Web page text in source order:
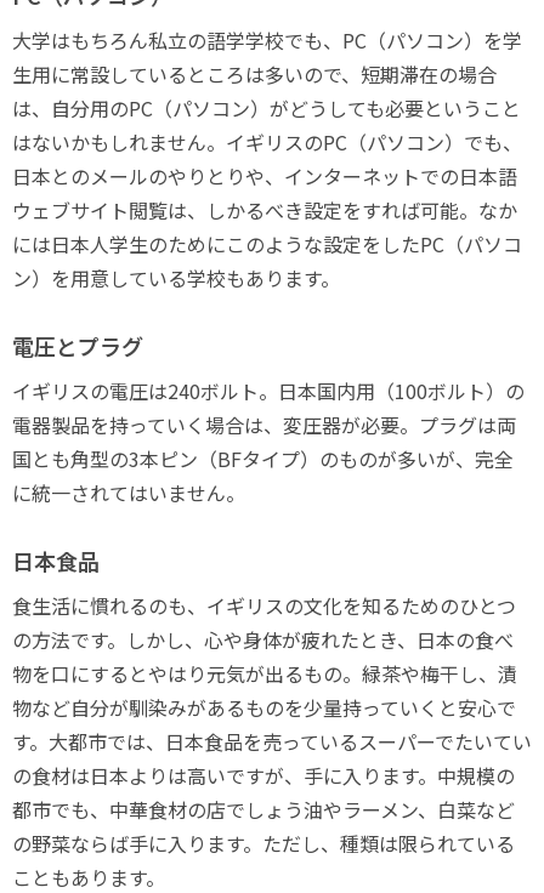
大学はもちろん私立の語学学校でも、PC（パソコン）を学
生用に常設しているところは多いので、短期滞在の場合
は、自分用のPC（パソコン）がどうしても必要ということ
はないかもしれません。イギリスのPC（パソコン）でも、
日本とのメールのやりとりや、インターネットでの日本語
ウェブサイト閲覧は、しかるべき設定をすれば可能。なか
には日本人学生のためにこのような設定をしたPC（パソコ
ン）を用意している学校もあります。
電圧とプラグ
イギリスの電圧は240ボルト。日本国内用（100ボルト）の
電器製品を持っていく場合は、変圧器が必要。プラグは両
国とも角型の3本ピン（BFタイプ）のものが多いが、完全
に統一されてはいません。
日本食品
食生活に慣れるのも、イギリスの文化を知るためのひとつ
の方法です。しかし、心や身体が疲れたとき、日本の食べ
物を口にするとやはり元気が出るもの。緑茶や梅干し、漬
物など自分が馴染みがあるものを少量持っていくと安心で
す。大都市では、日本食品を売っているスーパーでたいてい
の食材は日本よりは高いですが、手に入ります。中規模の
都市でも、中華食材の店でしょう油やラーメン、白菜など
の野菜ならば手に入ります。ただし、種類は限られている
こともあります。